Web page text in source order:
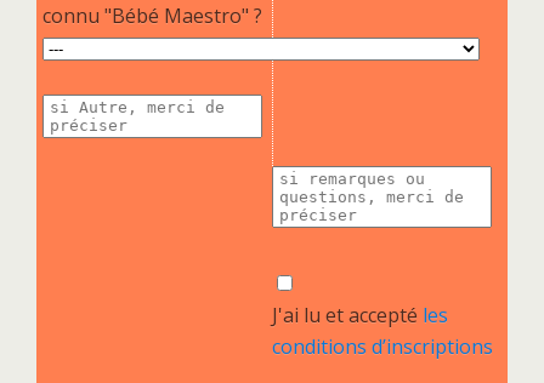
connu "Bébé Maestro" ?
J'ai lu et accepté les
conditions d’inscriptions